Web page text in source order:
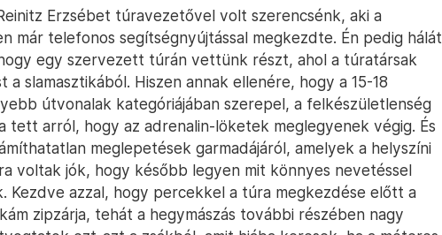
Erzsébet túravezetővel volt szerencsénk, aki a
már telefonos segítségnyújtással megkezdte. Én pedig hálát
egy szervezett túrán vettünk részt, ahol a túratársak
a slamasztikából. Hiszen annak ellenére, hogy a 15-18
útvonalak kategóriájában szerepel, a felkészületlenség
tett arról, hogy az adrenalin-löketek meglegyenek végig. És
meglepetések garmadájáról, amelyek a helyszíni
voltak jók, hogy később legyen mit könnyes nevetéssel
Kezdve azzal, hogy percekkel a túra megkezdése előtt a
zipzárja, tehát a hegymászás további részében nagy